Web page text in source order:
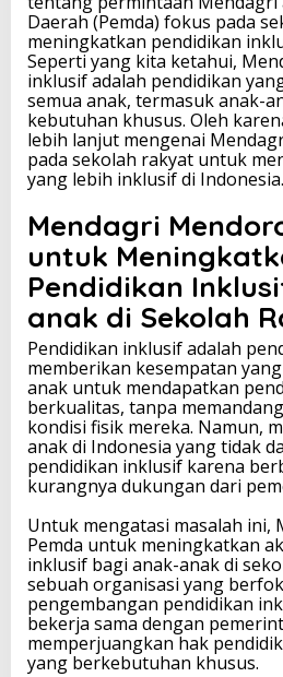
a
h
R
a
k
y
a
t
u
n
u
P
e
n
d
i
d
i
k
a
n
I
n
l
u
s
i
f
y
a
n
Daerah (Pemda) fokus pada
meningkatkan pendidikan
Seperti yang kita ketahui,
inklusif adalah pendidikan
semua anak, termasuk anak-
kebutuhan khusus. Oleh
lebih lanjut mengenai
pada sekolah rakyat untuk
yang lebih inklusif di Indonesia.
Mendagri
untuk
Pendidikan
anak di Sekolah
Pendidikan inklusif adalah
memberikan kesempatan
anak untuk mendapatkan
berkualitas, tanpa
kondisi fisik mereka. Namun,
anak di Indonesia yang tidak
pendidikan inklusif karena
kurangnya dukungan dari
Untuk mengatasi masalah ini,
Pemda untuk meningkatkan
inklusif bagi anak-anak di
sebuah organisasi yang
pengembangan pendidikan
bekerja sama dengan
memperjuangkan hak
yang berkebutuhan khusus.